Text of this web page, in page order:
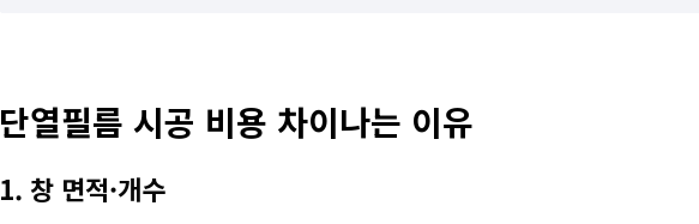
단열필름 시공 비용 차이나는 이유
1. 창 면적·개수